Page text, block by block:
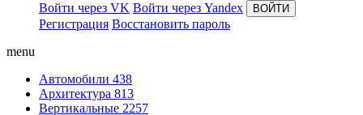
Войти через VK Войти через Yandex
Регистрация Восстановить пароль
menu
Автомобили 438
Архитектура 813
Вертикальные 2257